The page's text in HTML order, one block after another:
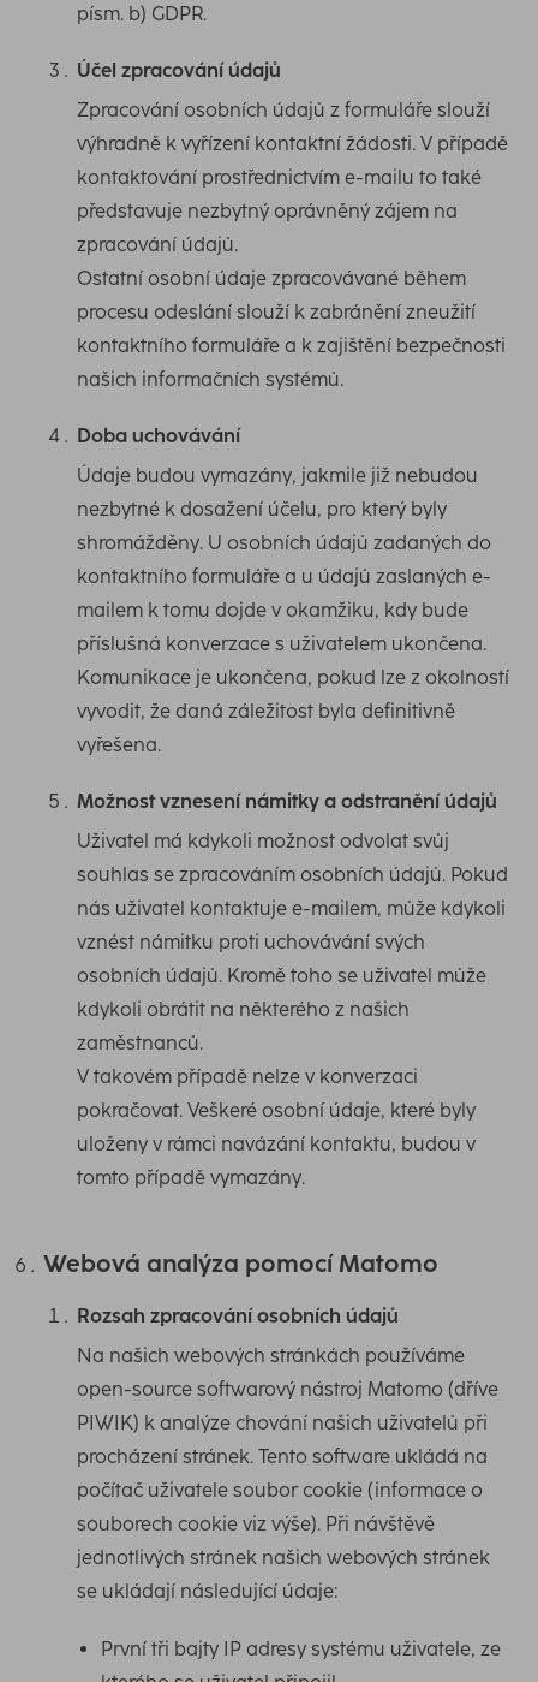
písm. b) GDPR.
Účel zpracování údajů
Zpracování osobních údajů z formuláře slouží
výhradně k vyřízení kontaktní žádosti. V případě
kontaktování prostřednictvím e-mailu to také
představuje nezbytný oprávněný zájem na
zpracování údajů.
Ostatní osobní údaje zpracovávané během
procesu odeslání slouží k zabránění zneužití
kontaktního formuláře a k zajištění bezpečnosti
našich informačních systémů.
Doba uchovávání
Údaje budou vymazány, jakmile již nebudou
nezbytné k dosažení účelu, pro který byly
shromážděny. U osobních údajů zadaných do
kontaktního formuláře a u údajů zaslaných e-
mailem k tomu dojde v okamžiku, kdy bude
příslušná konverzace s uživatelem ukončena.
Komunikace je ukončena, pokud lze z okolností
vyvodit, že daná záležitost byla definitivně
vyřešena.
Možnost vznesení námitky a odstranění údajů
Uživatel má kdykoli možnost odvolat svůj
souhlas se zpracováním osobních údajů. Pokud
nás uživatel kontaktuje e-mailem, může kdykoli
vznést námitku proti uchovávání svých
osobních údajů. Kromě toho se uživatel může
kdykoli obrátit na některého z našich
zaměstnanců.
V takovém případě nelze v konverzaci
pokračovat. Veškeré osobní údaje, které byly
uloženy v rámci navázání kontaktu, budou v
tomto případě vymazány.
Webová analýza pomocí Matomo
Rozsah zpracování osobních údajů
Na našich webových stránkách používáme
open-source softwarový nástroj Matomo (dříve
PIWIK) k analýze chování našich uživatelů při
procházení stránek. Tento software ukládá na
počítač uživatele soubor cookie (informace o
souborech cookie viz výše). Při návštěvě
jednotlivých stránek našich webových stránek
se ukládají následující údaje:
První tři bajty IP adresy systému uživatele, ze